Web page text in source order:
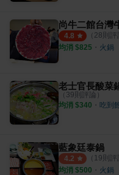
尚牛二館台灣
4.8 （ 28則評
均消 $825 ・ 火鍋
老士官長酸菜
（ 39則評論）
均消 $340 ・ 吃到
藍象廷泰鍋
4.2 （ 19則評
均消 $500 ・ 火鍋